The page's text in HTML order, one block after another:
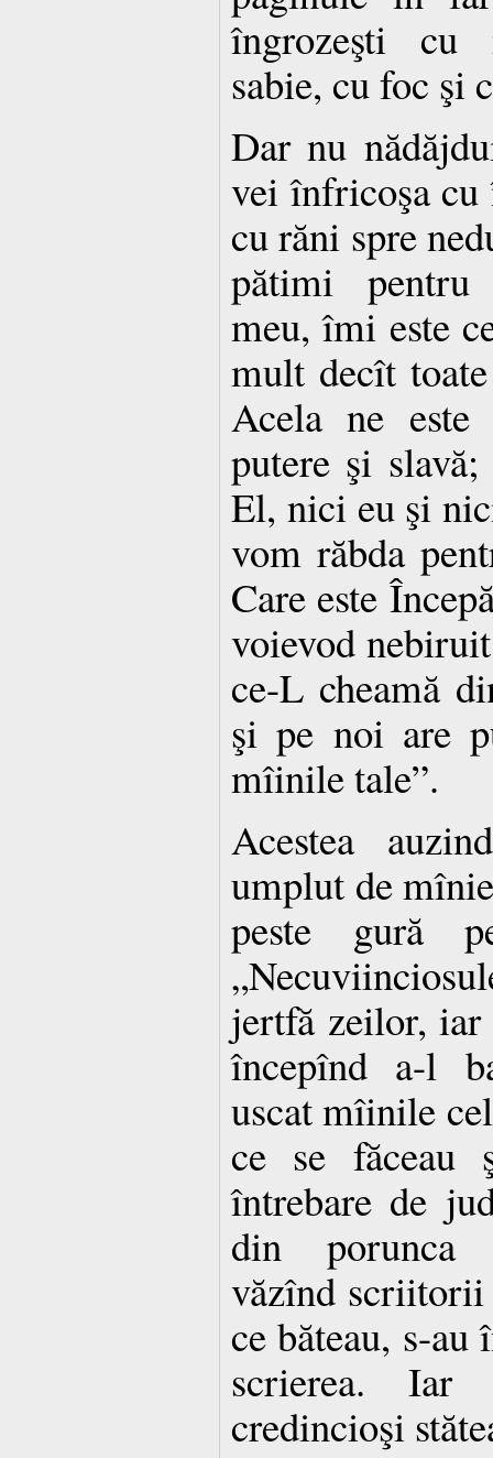
îngrozeşti cu
sabie, cu foc şi
Dar nu
vei înfricoşa
cu răni spre
pătimi pentru
meu, îmi este
mult decît
Acela ne este
putere şi
El, nici eu şi
vom răbda
Care este
voievod
ce-L cheamă
şi pe noi are
mîinile tale”.
Acestea
umplut de
peste gură
jertfă zeilor, iar
începînd a-l
uscat mîinile
ce se făceau
întrebare de
din porunca
văzînd
ce băteau, s-
scrierea. Iar
credincioşi